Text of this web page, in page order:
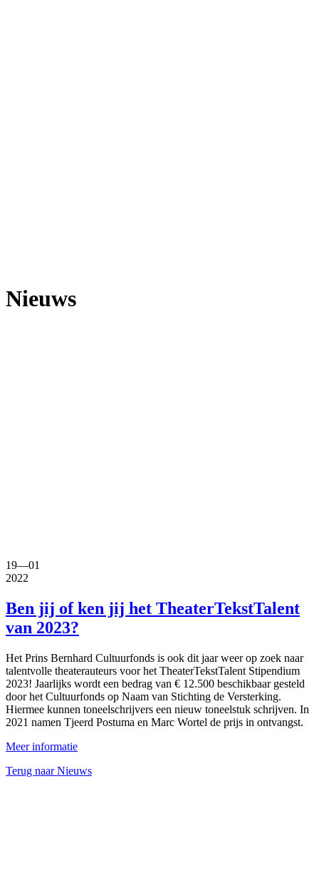
Nieuws
19—01
2022
Ben jij of ken jij het TheaterTekstTalent
van 2023?
Het Prins Bernhard Cultuurfonds is ook dit jaar weer op zoek naar
talentvolle theaterauteurs voor het TheaterTekstTalent Stipendium
2023! Jaarlijks wordt een bedrag van € 12.500 beschikbaar gesteld
door het Cultuurfonds op Naam van Stichting de Versterking.
Hiermee kunnen toneelschrijvers een nieuw toneelstuk schrijven. In
2021 namen Tjeerd Postuma en Marc Wortel de prijs in ontvangst.
Meer informatie
Terug naar Nieuws